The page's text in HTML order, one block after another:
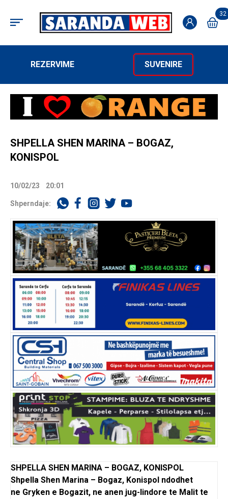
32
REZERVIME SUVENIRE
SHPELLA SHEN MARINA – BOGAZ,
KONISPOL
10/02/23 20:01
Shperndaje:
SHPELLA SHEN MARINA – BOGAZ, KONISPOL
Shpella Shen Marina – Bogaz, Konispol ndodhet
ne Gryken e Bogazit, ne anen jug-lindore te Malit te